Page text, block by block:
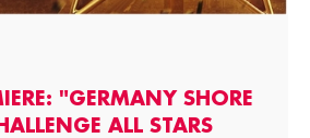
"GERMANY SHORE
ALL STARS